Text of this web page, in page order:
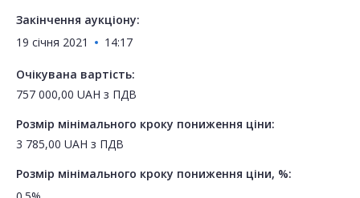
Закінчення аукціону:
19 січня 2021
14:17
Очікувана вартість:
757 000,00 UAH з ПДВ
Розмір мінімального кроку пониження ціни:
3 785,00 UAH з ПДВ
Розмір мінімального кроку пониження ціни, %: